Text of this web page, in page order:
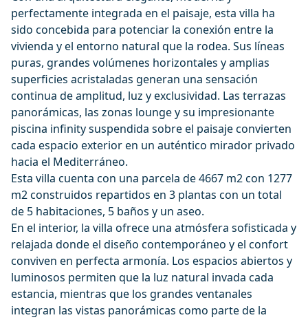
perfectamente integrada en el paisaje, esta villa ha
sido concebida para potenciar la conexión entre la
vivienda y el entorno natural que la rodea. Sus líneas
puras, grandes volúmenes horizontales y amplias
superficies acristaladas generan una sensación
continua de amplitud, luz y exclusividad. Las terrazas
panorámicas, las zonas lounge y su impresionante
piscina infinity suspendida sobre el paisaje convierten
cada espacio exterior en un auténtico mirador privado
hacia el Mediterráneo.
Esta villa cuenta con una parcela de 4667 m2 con 1277
m2 construidos repartidos en 3 plantas con un total
de 5 habitaciones, 5 baños y un aseo.
En el interior, la villa ofrece una atmósfera sofisticada y
relajada donde el diseño contemporáneo y el confort
conviven en perfecta armonía. Los espacios abiertos y
luminosos permiten que la luz natural invada cada
estancia, mientras que los grandes ventanales
integran las vistas panorámicas como parte de la